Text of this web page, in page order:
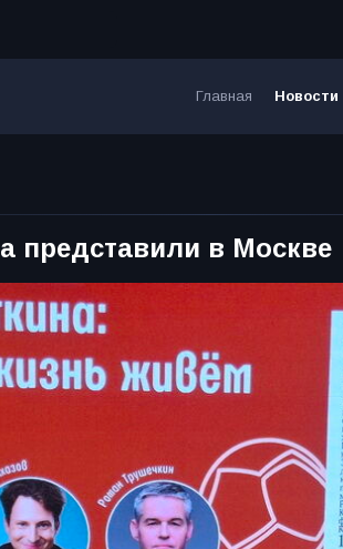
Главная Новости
представили в Москве